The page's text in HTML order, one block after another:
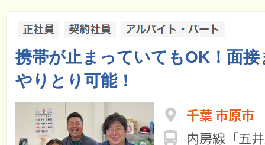
携帯が止まっていてもOK！面
やりとり可能！
千葉 市原市
内房線「五